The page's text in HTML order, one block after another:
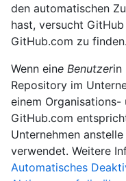
den automatischen
hast, versucht
GitHub.com zu finden.
Wenn eine Benutzerin
Repository im
einem
GitHub.com
Unternehmen
verwendet. Weitere
Automatisches